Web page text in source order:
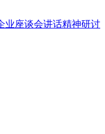
业座谈会讲话精神研讨